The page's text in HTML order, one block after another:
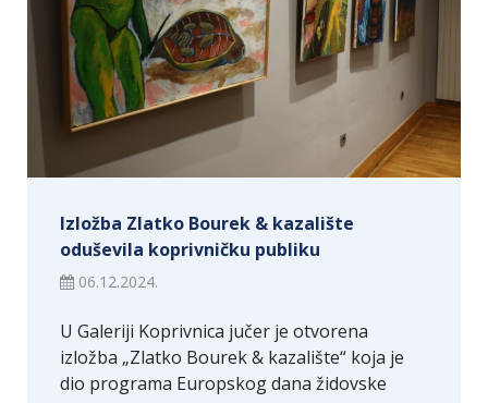
Izložba Zlatko Bourek & kazalište
oduševila koprivničku publiku
06.12.2024.
U Galeriji Koprivnica jučer je otvorena
izložba „Zlatko Bourek & kazalište“ koja je
dio programa Europskog dana židovske